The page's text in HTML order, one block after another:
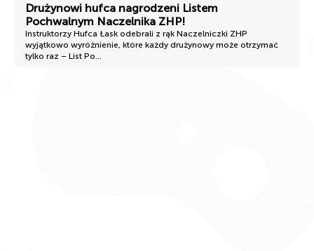
Drużynowi hufca nagrodzeni Listem
Pochwalnym Naczelnika ZHP!
Instruktorzy Hufca Łask odebrali z rąk Naczelniczki ZHP
wyjątkowo wyróżnienie, które każdy drużynowy może otrzymać
tylko raz – List Po...